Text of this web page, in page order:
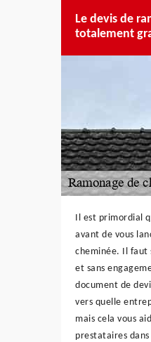
Le devis de
totalement
Il est primordial
avant de vous
cheminée. Il faut
et sans
document de
vers quelle
mais cela vous
prestataires